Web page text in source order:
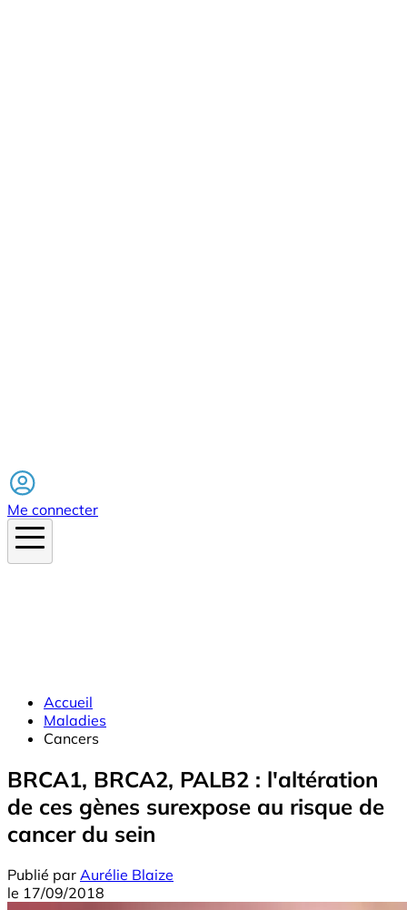
Me connecter
Accueil
Maladies
Cancers
BRCA1, BRCA2, PALB2 : l'altération
de ces gènes surexpose au risque de
cancer du sein
Publié par Aurélie Blaize
le 17/09/2018